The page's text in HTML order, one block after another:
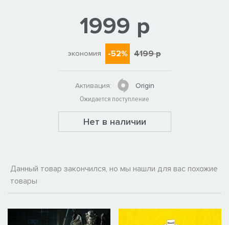
1999 р
экономия -52% 4199 р
Активация:
Origin
Ожидается поступление
Нет в наличии
Данный товар закончился, но мы нашли для вас похожие
товары